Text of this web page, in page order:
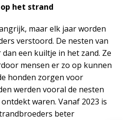
het strand
maar elk jaar worden
verstoord. De nesten van
een kuiltje in het zand. Ze
mensen er zo op kunnen
honden zorgen voor
werden vooral de nesten
waren. Vanaf 2023 is
beter